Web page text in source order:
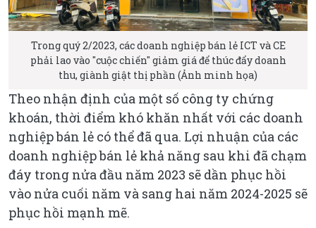
Trong quý 2/2023, các doanh nghiệp bán lẻ ICT và CE
phải lao vào "cuộc chiến" giảm giá để thúc đẩy doanh
thu, giành giật thị phần (Ảnh minh họa)
Theo nhận định của một số công ty chứng
khoán, thời điểm khó khăn nhất với các doanh
nghiệp bán lẻ có thể đã qua. Lợi nhuận của các
doanh nghiệp bán lẻ khả năng sau khi đã chạm
đáy trong nửa đầu năm 2023 sẽ dần phục hồi
vào nửa cuối năm và sang hai năm 2024-2025 sẽ
phục hồi mạnh mẽ.